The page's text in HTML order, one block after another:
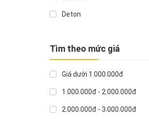
Deton
Tìm theo mức giá
Giá dưới 1.000.000đ
1.000.000đ - 2.000.000đ
2.000.000đ - 3.000.000đ